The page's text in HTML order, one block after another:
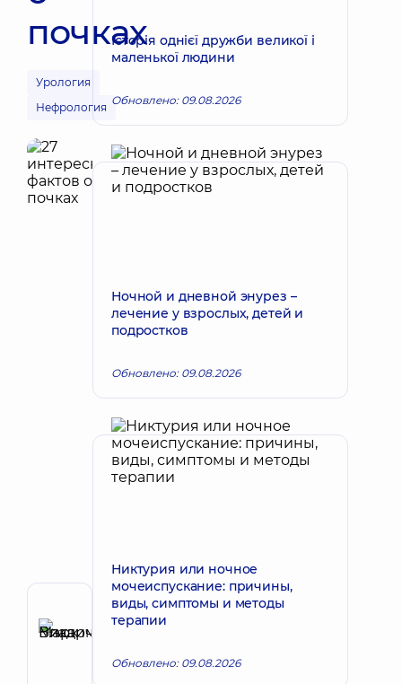
почках
Урология
Нефрология
Автор
Викарчук
Марк
Історія однієї дружби великої і
маленької людини
Обновлено: 09.08.2026
Ночной и дневной энурез –
лечение у взрослых, детей и
подростков
Обновлено: 09.08.2026
Никтурия или ночное
мочеиспускание: причины,
виды, симптомы и методы
терапии
Обновлено: 09.08.2026